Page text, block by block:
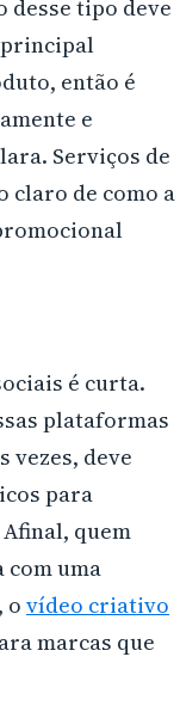
desse tipo deve
principal
então é
e
Serviços de
claro de como a
é curta.
plataformas
vezes, deve
para
quem
com uma
o vídeo criativo
marcas que